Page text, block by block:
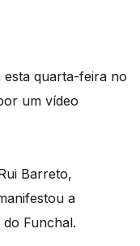
esta quarta-feira no
um vídeo
Barreto,
a
Funchal.